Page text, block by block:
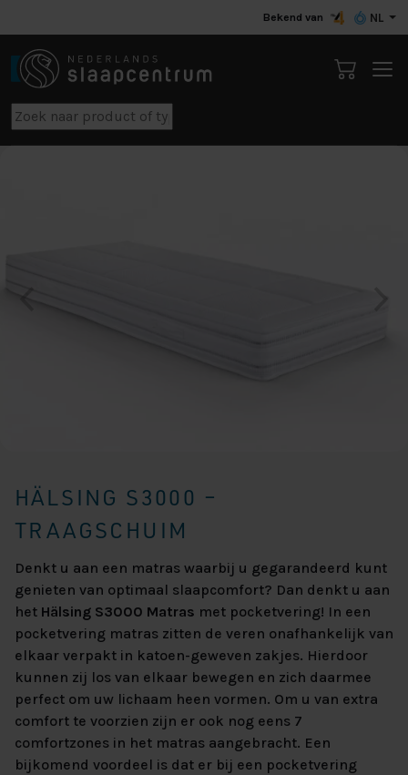
Bekend van NL
HÄLSING S3000 –
TRAAGSCHUIM
Denkt u aan een matras waarbij u gegarandeerd kunt
genieten van optimaal slaapcomfort? Dan denkt u aan
het Hälsing S3000 Matras met pocketvering! In een
pocketvering matras zitten de veren onafhankelijk van
elkaar verpakt in katoen-geweven zakjes. Hierdoor
kunnen zij los van elkaar bewegen en zich daarmee
perfect om uw lichaam heen vormen. Om u van extra
comfort te voorzien zijn er ook nog eens 7
comfortzones in het matras aangebracht. Een
bijkomend voordeel is dat er bij een pocketvering